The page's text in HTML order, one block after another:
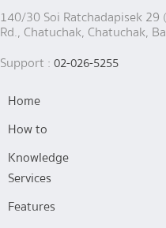
140/30 Soi Ratchadapisek 29
Rd., Chatuchak, Chatuchak,
Support : 02-026-5255
Home
How to
Knowledge
Services
Features